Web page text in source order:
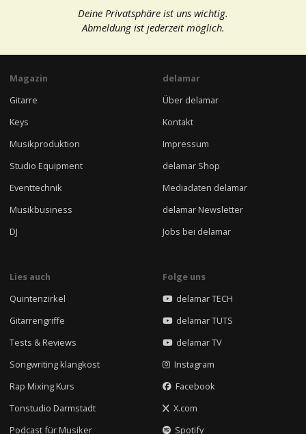
Deine Privatsphäre ist uns wichtig.
Abmeldung ist jederzeit möglich.
Magazin
Gitarre
Keys
Musikproduktion
Studio Equipment
Eventtechnik
Musikbusiness
DJ
delamar
Über delamar
Kontakt
Impressum
delamar Shop
Mediadaten delamar
delamar Newsletter
Jobs bei delamar
Lies auch
Quintenzirkel
Gitarrengriffe
Tests & Reviews
Songwriting klangkost
Rap Mixing Kurs
Tonstudio Darmstadt
Podcast für Musiker
Folge uns
delamar TECH
delamar TUTS
delamar TV
Instagram
Facebook
X.com
Spotify